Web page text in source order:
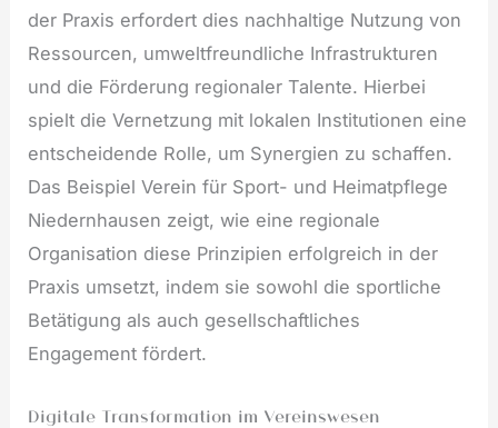
der Praxis erfordert dies nachhaltige Nutzung von
Ressourcen, umweltfreundliche Infrastrukturen
und die Förderung regionaler Talente. Hierbei
spielt die Vernetzung mit lokalen Institutionen eine
entscheidende Rolle, um Synergien zu schaffen.
Das Beispiel Verein für Sport- und Heimatpflege
Niedernhausen zeigt, wie eine regionale
Organisation diese Prinzipien erfolgreich in der
Praxis umsetzt, indem sie sowohl die sportliche
Betätigung als auch gesellschaftliches
Engagement fördert.
Digitale Transformation im Vereinswesen